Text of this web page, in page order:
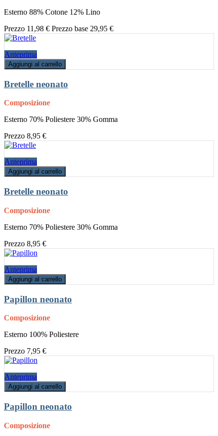
Esterno 88% Cotone 12% Lino
Prezzo 11,98 € Prezzo base 29,95 €
Anteprima
Aggiungi al carrello
Bretelle neonato
Composizione
Esterno 70% Poliestere 30% Gomma
Prezzo 8,95 €
Anteprima
Aggiungi al carrello
Bretelle neonato
Composizione
Esterno 70% Poliestere 30% Gomma
Prezzo 8,95 €
Anteprima
Aggiungi al carrello
Papillon neonato
Composizione
Esterno 100% Poliestere
Prezzo 7,95 €
Anteprima
Aggiungi al carrello
Papillon neonato
Composizione